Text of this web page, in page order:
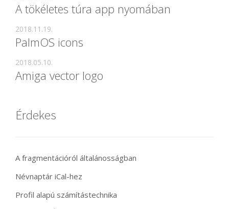
A tökéletes túra app nyomában
PalmOS icons
2018.11.19.
Amiga vector logo
2018.05.10.
Érdekes
A fragmentációról általánosságban
Névnaptár iCal-hez
Profil alapú számítástechnika